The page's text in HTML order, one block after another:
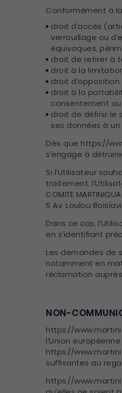
Conformément à
droit d’accès
verrouillage ou
équivoques,
droit de retirer à
droit à la
droit
droit à la
consentement ou
droit de définir le
ses données à
Dès que https://
s’engage à
Si l’Utilisateur
traitement,
COMITE
5 Av. Loulou
Dans ce cas,
en s’identifiant
Les demandes de
notamment en
réclamation
NON-
https://
l’Union
https://
suffisantes au
https://